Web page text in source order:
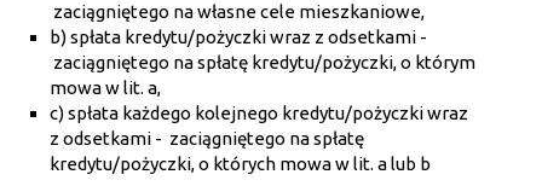
zaciągniętego na własne cele mieszkaniowe,
b) spłata kredytu/pożyczki wraz z odsetkami -
zaciągniętego na spłatę kredytu/pożyczki, o którym
mowa w lit. a,
c) spłata każdego kolejnego kredytu/pożyczki wraz
z odsetkami - zaciągniętego na spłatę
kredytu/pożyczki, o których mowa w lit. a lub b